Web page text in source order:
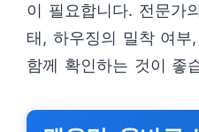
이 필요합니다. 전문가
태, 하우징의 밀착 여
함께 확인하는 것이 좋